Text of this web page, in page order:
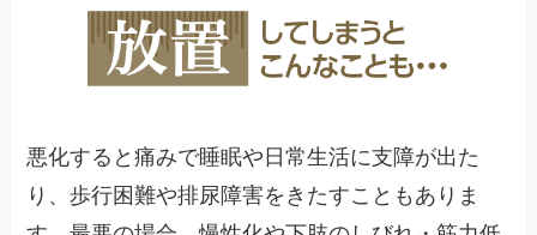
悪化すると痛みで睡眠や日常生活に支障が出た
り、歩行困難や排尿障害をきたすこともありま